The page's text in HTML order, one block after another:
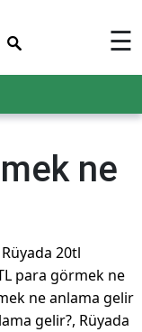
☰
ne
20tl
para görmek ne
ne anlama gelir
gelir?, Rüyada